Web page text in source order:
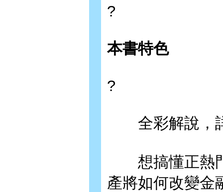
?
本書特色
?
全彩解說，
想搞懂正熱門
產將如何改變金